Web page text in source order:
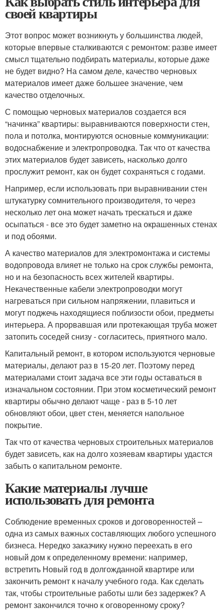
своей квартиры
Этот вопрос может возникнуть у большинства людей,
которые впервые сталкиваются с ремонтом: разве имеет
смысл тщательно подбирать материалы, которые даже
не будет видно? На самом деле, качество черновых
материалов имеет даже большее значение, чем
качество отделочных.
С помощью черновых материалов создается вся
“начинка” квартиры: выравниваются поверхности стен,
пола и потолка, монтируются основные коммуникации:
водоснабжение и электропроводка. Так что от качества
этих материалов будет зависеть, насколько долго
прослужит ремонт, как он будет сохраняться с годами.
Например, если использовать при выравнивании стен
штукатурку сомнительного производителя, то через
несколько лет она может начать трескаться и даже
осыпаться - все это будет заметно на окрашенных стенах
и под обоями.
А качество материалов для электромонтажа и системы
водопровода влияет не только на срок службы ремонта,
но и на безопасность всех жителей квартиры.
Некачественные кабели электропроводки могут
нагреваться при сильном напряжении, плавиться и
могут поджечь находящиеся поблизости обои, предметы
интерьера. А прорвавшая или протекающая труба может
затопить соседей снизу - согласитесь, приятного мало.
Капитальный ремонт, в котором используются черновые
материалы, делают раз в 15-20 лет. Поэтому перед
материалами стоит задача все эти годы оставаться в
изначальном состоянии. При этом косметический ремонт
квартиры обычно делают чаще - раз в 5-10 лет
обновляют обои, цвет стен, меняется напольное
покрытие.
Так что от качества черновых строительных материалов
будет зависеть, как на долго хозяевам квартиры удастся
забыть о капитальном ремонте.
Какие материалы лучше
использовать для ремонта
Соблюдение временных сроков и договоренностей –
одна из самых важных составляющих любого успешного
бизнеса. Нередко заказчику нужно переехать в его
новый дом к определенному времени: например,
встретить Новый год в долгожданной квартире или
закончить ремонт к началу учебного года. Как сделать
так, чтобы строительные работы шли без задержек? А
ремонт закончился точно к оговоренному сроку?